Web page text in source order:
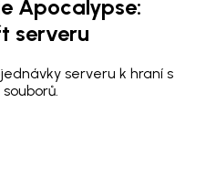
Apocalypse:
serveru
serveru k hraní s